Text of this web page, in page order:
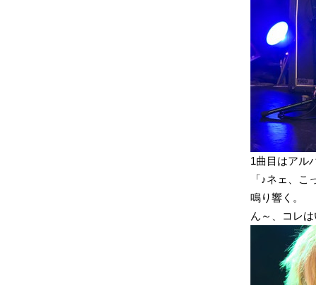
1曲目はアル
「♪ネェ、
鳴り響く。
ん～、コレ